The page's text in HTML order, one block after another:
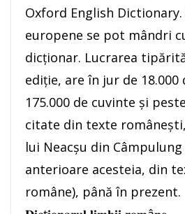
Oxford English
europene se pot mândri
dicționar. Lucrarea
ediție, are în jur de 18.000
175.000 de cuvinte și
citate din texte
lui Neacșu din
anterioare acesteia, din
române), până în prezent.